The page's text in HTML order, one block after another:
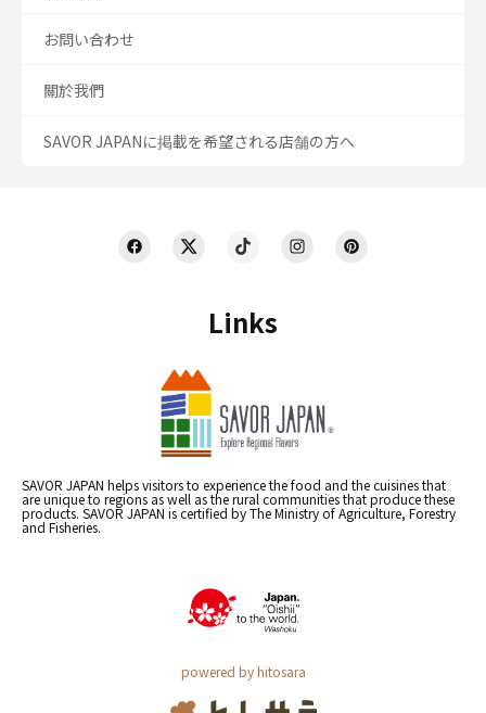
Links
SAVOR JAPAN helps visitors to experience the food and the cuisines that
are unique to regions as well as the rural communities that produce these
products. SAVOR JAPAN is certified by The Ministry of Agriculture, Forestry
and Fisheries.
powered by hitosara
お問い合わせ
關於我們
SAVOR JAPANに掲載を希望される店舗の方へ